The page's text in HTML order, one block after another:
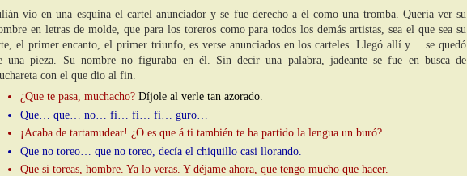
vio en una esquina el cartel anunciador y se fue derecho a él como una tromba. Quería ver su
en letras de molde, que para los toreros como para todos los demás artistas, sea el que sea su
el primer encanto, el primer triunfo, es verse anunciados en los carteles. Llegó allí y… se quedó
una pieza. Su nombre no figuraba en él. Sin decir una palabra, jadeante se fue en busca de
con el que dio al fin.
¿Que te pasa, muchacho? Díjole al verle tan azorado.
Que… que… no… fi… fi… fi… guro…
¡Acaba de tartamudear! ¿O es que á ti también te ha partido la lengua un buró?
Que no toreo… que no toreo, decía el chiquillo casi llorando.
Que si toreas, hombre. Ya lo veras. Y déjame ahora, que tengo mucho que hacer.